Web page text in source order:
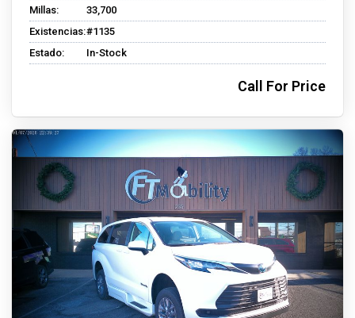
Millas:
33,700
Existencias:#1135
Estado:
In-Stock
Call For Price